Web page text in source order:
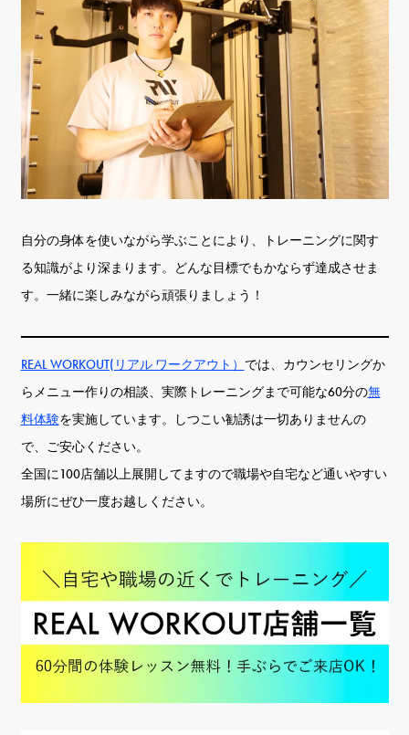
自分の身体を使いながら学ぶことにより、トレーニングに関す
る知識がより深まります。どんな目標でもかならず達成させま
す。一緒に楽しみながら頑張りましょう！
REAL WORKOUT(リアル ワークアウト） では、カウンセリングか
らメニュー作りの相談、実際トレーニングまで可能な60分の無
料体験を実施しています。しつこい勧誘は一切ありませんの
で、ご安心ください。
全国に100店舗以上展開してますので職場や自宅など通いやすい
場所にぜひ一度お越しください。